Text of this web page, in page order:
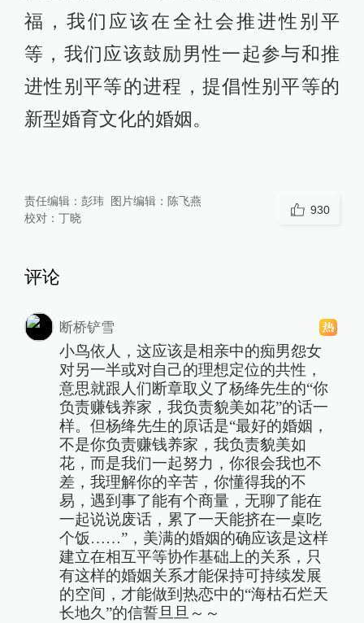
福，我们应该在全社会推进性别平
等，我们应该鼓励男性一起参与和推
进性别平等的进程，提倡性别平等的
新型婚育文化的婚姻。
责任编辑： 彭玮 图片编辑： 陈飞燕
校对： 丁晓
930
评论
断桥铲雪
小鸟依人，这应该是相亲中的痴男怨女
对另一半或对自己的理想定位的共性，
意思就跟人们断章取义了杨绛先生的“你
负责赚钱养家，我负责貌美如花”的话一
样。但杨绛先生的原话是“最好的婚姻，
不是你负责赚钱养家，我负责貌美如
花，而是我们一起努力，你很会我也不
差，我理解你的辛苦，你懂得我的不
易，遇到事了能有个商量，无聊了能在
一起说说废话，累了一天能挤在一桌吃
个饭……”，美满的婚姻的确应该是这样
建立在相互平等协作基础上的关系，只
有这样的婚姻关系才能保持可持续发展
的空间，才能做到热恋中的“海枯石烂天
长地久”的信誓旦旦～～